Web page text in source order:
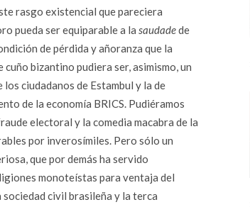
rasgo existencial que pareciera
pueda ser equiparable a la saudadede
de pérdida y añoranza que la
bizantino pudiera ser, asimismo, un
ciudadanos de Estambul y la de
de la economía BRICS. Pudiéramos
electoral y la comedia macabra de la
por inverosímiles. Pero sólo un
que por demás ha servido
monoteístas para ventaja del
sociedad civil brasileña y la terca